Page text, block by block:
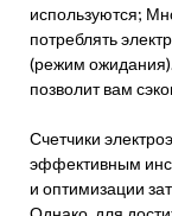
используются;
потреблять
(режим
позволит вам
Счетчики
эффективным
и оптимизации